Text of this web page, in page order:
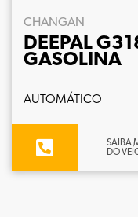
CHANGAN
DEEPAL
GASOLINA
AUTOMÁTICO
SAIBA
DO